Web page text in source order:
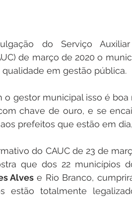
do Serviço
de março de 2020 o
qualidade em gestão pública.
o gestor municipal isso é
chave de ouro, e se
prefeitos que estão em
do CAUC de 23 de
que dos 22 municípios
Alves e Rio Branco,
estão totalmente